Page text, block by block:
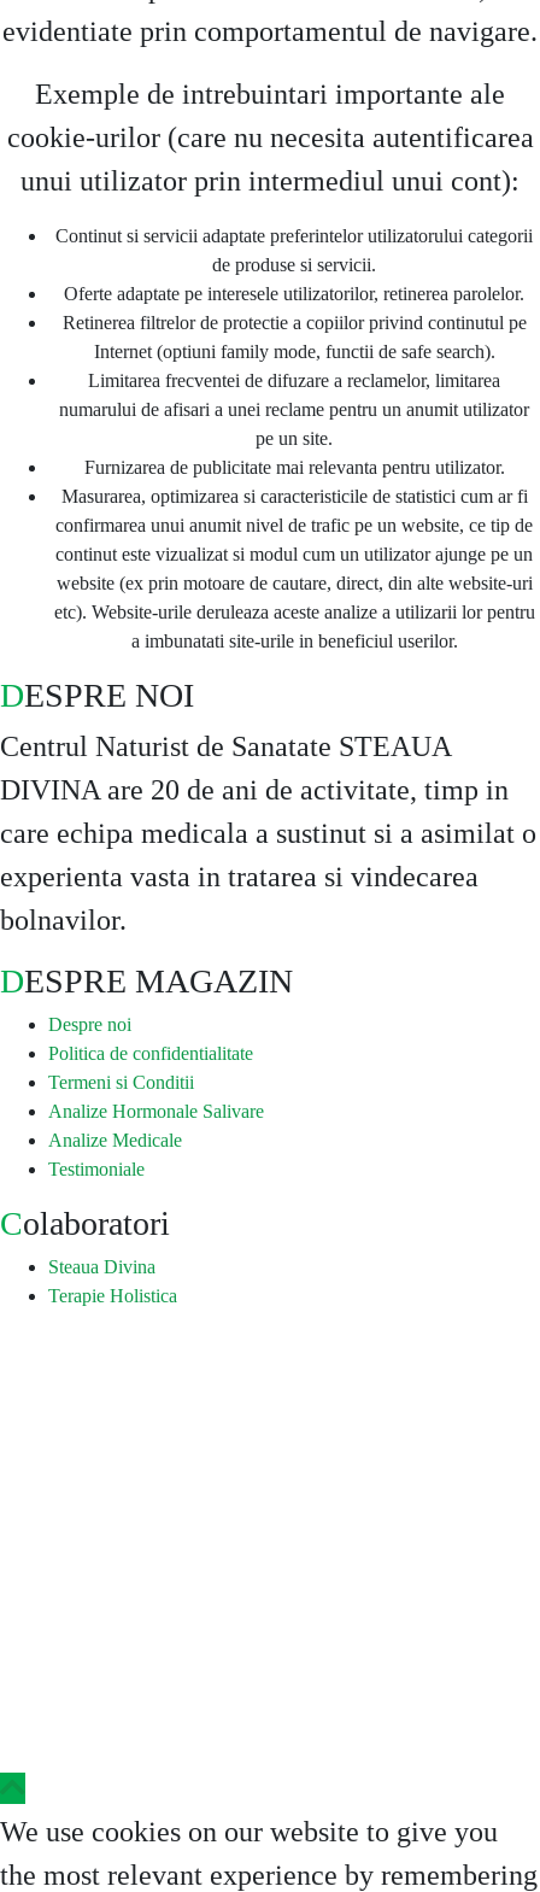
evidentiate prin comportamentul de navigare.
Exemple de intrebuintari importante ale
cookie-urilor (care nu necesita autentificarea
unui utilizator prin intermediul unui cont):
Continut si servicii adaptate preferintelor utilizatorului categorii
de produse si servicii.
Oferte adaptate pe interesele utilizatorilor, retinerea parolelor.
Retinerea filtrelor de protectie a copiilor privind continutul pe
Internet (optiuni family mode, functii de safe search).
Limitarea frecventei de difuzare a reclamelor, limitarea
numarului de afisari a unei reclame pentru un anumit utilizator
pe un site.
Furnizarea de publicitate mai relevanta pentru utilizator.
Masurarea, optimizarea si caracteristicile de statistici cum ar fi
confirmarea unui anumit nivel de trafic pe un website, ce tip de
continut este vizualizat si modul cum un utilizator ajunge pe un
website (ex prin motoare de cautare, direct, din alte website-uri
etc). Website-urile deruleaza aceste analize a utilizarii lor pentru
a imbunatati site-urile in beneficiul userilor.
DESPRE NOI
Centrul Naturist de Sanatate STEAUA
DIVINA are 20 de ani de activitate, timp in
care echipa medicala a sustinut si a asimilat o
experienta vasta in tratarea si vindecarea
bolnavilor.
DESPRE MAGAZIN
Despre noi
Politica de confidentialitate
Termeni si Conditii
Analize Hormonale Salivare
Analize Medicale
Testimoniale
Colaboratori
Steaua Divina
Terapie Holistica
We use cookies on our website to give you
the most relevant experience by remembering